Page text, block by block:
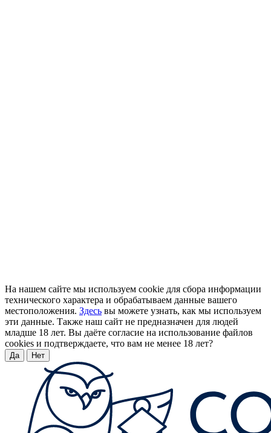
На нашем сайте мы используем cookie для сбора информации
технического характера и обрабатываем данные вашего
местоположения. Здесь вы можете узнать, как мы используем
эти данные. Также наш сайт не предназначен для людей
младше 18 лет. Вы даёте согласие на использование файлов
cookies и подтверждаете, что вам не менее 18 лет?
Да Нет